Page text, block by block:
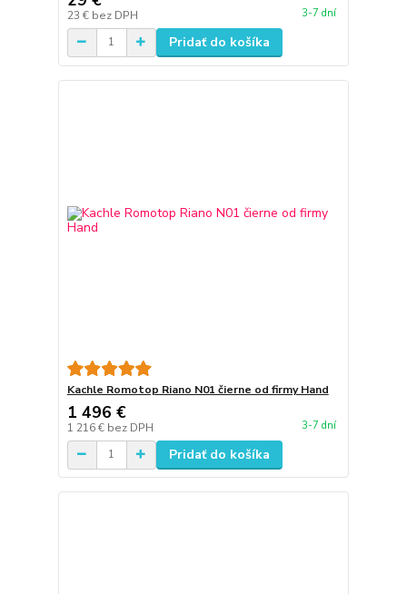
23 € bez DPH 3-7 dní
Pridať do košíka
Kachle Romotop Riano N01 čierne od firmy Hand
1 496 €
1 216 € bez DPH 3-7 dní
Pridať do košíka